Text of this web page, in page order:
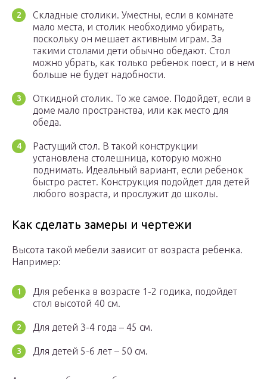
Складные столики. Уместны, если в комнате
мало места, и столик необходимо убирать,
поскольку он мешает активным играм. За
такими столами дети обычно обедают. Стол
можно убрать, как только ребенок поест, и в нем
больше не будет надобности.
Откидной столик. То же самое. Подойдет, если в
доме мало пространства, или как место для
обеда.
Растущий стол. В такой конструкции
установлена столешница, которую можно
поднимать. Идеальный вариант, если ребенок
быстро растет. Конструкция подойдет для детей
любого возраста, и прослужит до школы.
Как сделать замеры и чертежи
Высота такой мебели зависит от возраста ребенка.
Например:
Для ребенка в возрасте 1-2 годика, подойдет
стол высотой 40 см.
Для детей 3-4 года – 45 см.
Для детей 5-6 лет – 50 см.